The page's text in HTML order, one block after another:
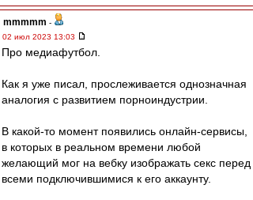
mmmmm -
02 июл 2023 13:03
Про медиафутбол.
Как я уже писал, прослеживается однозначная
аналогия с развитием порноиндустрии.
В какой-то момент появились онлайн-сервисы,
в которых в реальном времени любой
желающий мог на вебку изображать секс перед
всеми подключившимися к его аккаунту.